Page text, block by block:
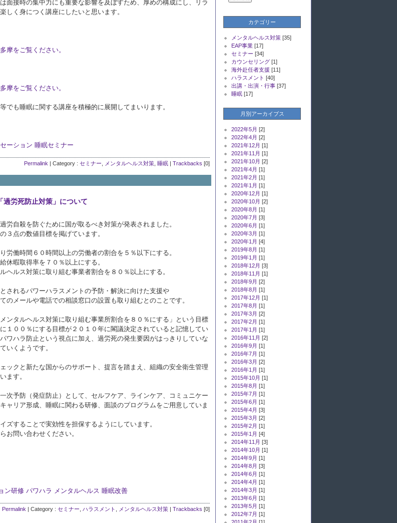
面接時の集中力にも重要な影響を及ぼすため、厚めの構成にし、リラ
しく身につく講座にしたいと思います。
摩をご覧ください。
摩をご覧ください。
でも睡眠に関する講座を積極的に展開してまいります。
ーション 睡眠セミナー
Permalink | Category : セミナー メンタルヘルス対策 睡眠 | Trackbacks [0]
過労死防止対策」について
労自殺を防ぐために国が取るべき対策が発表されました。
３点の数値目標を掲げています。
労働時間６０時間以上の労働者の割合を５％以下にする。
休暇取得率を７０％以上にする。
ヘルス対策に取り組む事業者割合を８０％以上にする。
されるパワーハラスメントの予防・解決に向けた支援や
のメールや電話での相談窓口の設置も取り組むとのことです。
ンタルヘルス対策に取り組む事業所割合を８０％にする」という目標
１００％にする目標が２０１０年に閣議決定されていると記憶してい
ワハラ防止という視点に加え、過労死の発生要因がはっきりしていな
いくようです。
ックと新たな国からのサポート、提言を踏まえ、組織の安全衛生管理
ます。
次予防（発症防止）として、セルフケア、ラインケア、コミュニケー
ャリア形成、睡眠に関わる研修、面談のプログラムをご用意していま
ズすることで実効性を担保するようにしています。
お問い合わせください。
ン研修 パワハラ メンタルヘルス 睡眠改善
Permalink | Category : セミナー ハラスメント メンタルヘルス対策 | Trackbacks [0]
カテゴリー
メンタルヘルス対策 [35]
EAP事業 [17]
セミナー [34]
カウンセリング [1]
海外赴任者支援 [11]
ハラスメント [40]
出講・出演・行事 [37]
睡眠 [17]
月別アーカイブス
2022年5月 [2]
2022年4月 [2]
2021年12月 [1]
2021年11月 [1]
2021年10月 [2]
2021年4月 [1]
2021年2月 [1]
2021年1月 [1]
2020年12月 [1]
2020年10月 [2]
2020年8月 [1]
2020年7月 [3]
2020年6月 [1]
2020年3月 [1]
2020年1月 [4]
2019年8月 [1]
2019年1月 [1]
2018年12月 [3]
2018年11月 [1]
2018年9月 [2]
2018年8月 [1]
2017年12月 [1]
2017年8月 [1]
2017年3月 [2]
2017年2月 [1]
2017年1月 [1]
2016年11月 [2]
2016年9月 [1]
2016年7月 [1]
2016年3月 [2]
2016年1月 [1]
2015年10月 [1]
2015年8月 [1]
2015年7月 [1]
2015年6月 [1]
2015年4月 [3]
2015年3月 [2]
2015年2月 [1]
2015年1月 [4]
2014年11月 [3]
2014年10月 [1]
2014年9月 [1]
2014年8月 [3]
2014年6月 [1]
2014年4月 [1]
2014年3月 [1]
2013年6月 [1]
2013年5月 [1]
2012年7月 [1]